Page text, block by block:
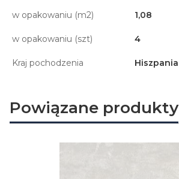
w opakowaniu (m2) 1,08
w opakowaniu (szt) 4
Kraj pochodzenia Hiszpania
Powiązane produkty